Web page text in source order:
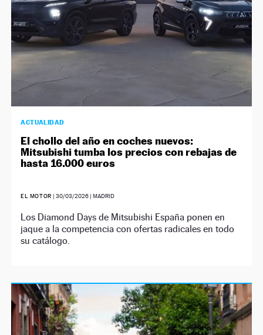
ACTUALIDAD
El chollo del año en coches nuevos:
Mitsubishi tumba los precios con rebajas de
hasta 16.000 euros
EL MOTOR | 30/03/2026| MADRID
Los Diamond Days de Mitsubishi España ponen en
jaque a la competencia con ofertas radicales en todo
su catálogo.